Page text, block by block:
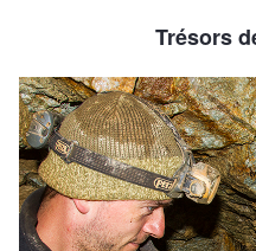
Trésors